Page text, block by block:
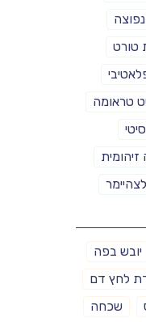
טורט
טראומה
יובש בפה
לחץ דם
שכחה